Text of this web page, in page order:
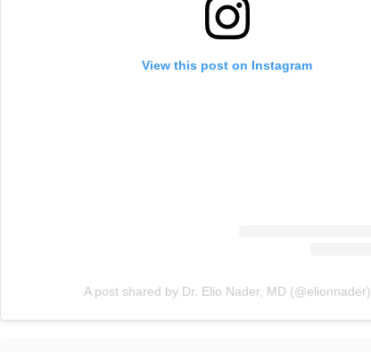
View this post on Instagram
A post shared by Dr. Elio Nader, MD (@elionnader)